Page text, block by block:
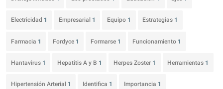
Electricidad 1 Empresarial 1 Equipo 1 Estrategias 1
Farmacia 1 Fordyce 1 Formarse 1 Funcionamiento 1
Hantavirus 1 Hepatitis A y B 1 Herpes Zoster 1 Herramientas 1
Hipertensión Arterial 1 Identifica 1 Importancia 1